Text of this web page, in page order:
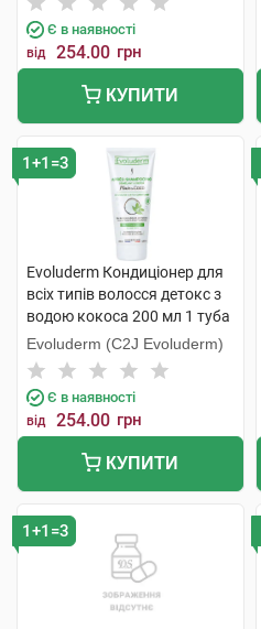
Є в наявності
від 254.00 грн
КУПИТИ
1+1=3
Evoluderm Кондиціонер для
всіх типів волосся детокс з
водою кокоса 200 мл 1 туба
Evoluderm (C2J Evoluderm)
Є в наявності
від 254.00 грн
КУПИТИ
1+1=3